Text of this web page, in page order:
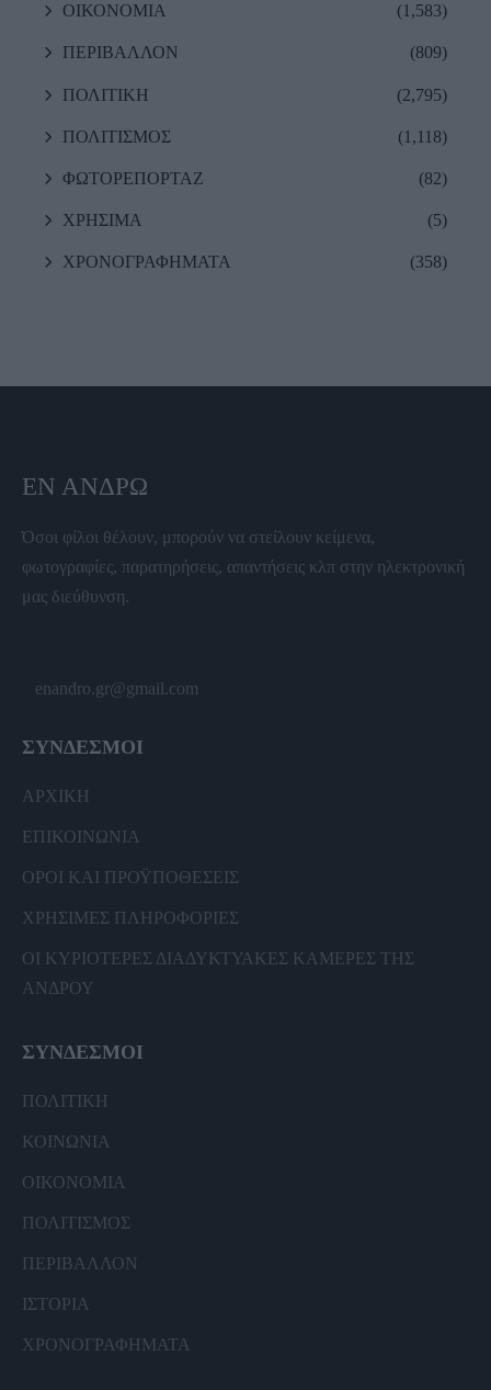
ΟΙΚΟΝΟΜΙΑ (1,583)
ΠΕΡΙΒΑΛΛΟΝ (809)
ΠΟΛΙΤΙΚΗ (2,795)
ΠΟΛΙΤΙΣΜΟΣ (1,118)
ΦΩΤΟΡΕΠΟΡΤΑΖ (82)
ΧΡΗΣΙΜΑ (5)
ΧΡΟΝΟΓΡΑΦΗΜΑΤΑ (358)
ΕΝ ΆΝΔΡΩ
Όσοι φίλοι θέλουν, μπορούν να στείλουν κείμενα,
φωτογραφίες, παρατηρήσεις, απαντήσεις κλπ στην ηλεκτρονική
μας διεύθυνση.
enandro.gr@gmail.com
ΣΥΝΔΕΣΜΟΙ
ΑΡΧΙΚΗ
ΕΠΙΚΟΙΝΩΝΙΑ
ΟΡΟΙ ΚΑΙ ΠΡΟΫΠΟΘΕΣΕΙΣ
ΧΡΗΣΙΜΕΣ ΠΛΗΡΟΦΟΡΙΕΣ
ΟΙ ΚΥΡΙΟΤΕΡΕΣ ΔΙΑΔΥΚΤΥΑΚΕΣ ΚΑΜΕΡΕΣ ΤΗΣ
ΑΝΔΡΟΥ
ΣΥΝΔΕΣΜΟΙ
ΠΟΛΙΤΙΚΗ
ΚΟΙΝΩΝΙΑ
ΟΙΚΟΝΟΜΙΑ
ΠΟΛΙΤΙΣΜΟΣ
ΠΕΡΙΒΑΛΛΟΝ
ΙΣΤΟΡΙΑ
ΧΡΟΝΟΓΡΑΦΗΜΑΤΑ